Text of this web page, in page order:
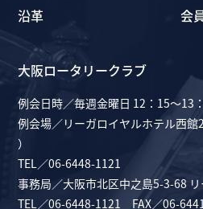
沿革
会
大阪ロータリークラブ
例会日時／毎週金曜日 12：15～13
例会場／リーガロイヤルホテル西
）
TEL／06-6448-1121
事務局／大阪市北区中之島5-3-68
TEL／06-6448-1121 FAX／06-